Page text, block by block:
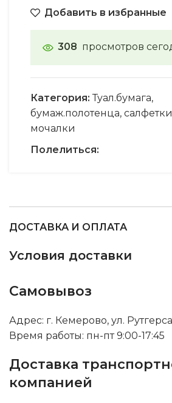
Добавить в избранные
308 просмотров
Категория: Туал.бумага,
бумаж.полотенца,
мочалки
Полелиться:
ДОСТАВКА И ОПЛАТА
Условия доставки
Самовывоз
Адрес: г. Кемерово, ул.
Время работы: пн-пт 9:00-17:45
Доставка
компанией